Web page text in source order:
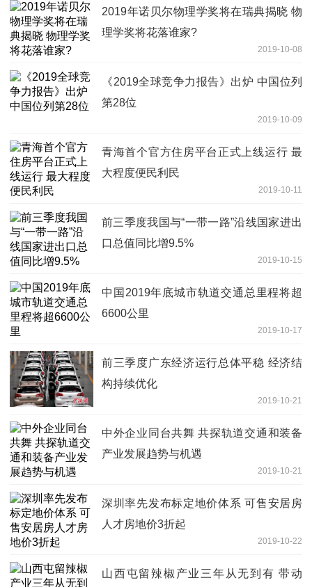
2019年诺贝尔物理学奖将在瑞典揭晓 物
理学奖将花落谁家?
2019-10-08
《2019全球竞争力报告》出炉 中国位列
第28位
2019-10-09
青海首个官方住房平台正式上线运行 最
大程度便民利民
2019-10-11
前三季度我国与“一带一路”沿线国家进出
口总值同比增9.5%
2019-10-15
中国2019年底城市轨道交通总里程将超
6600公里
2019-10-17
前三季度广东经济运行总体平稳 经济结
构持续优化
2019-10-21
中外企业同台共舞 共探轨道交通和装备
产业发展趋势与机遇
2019-10-21
深圳率先发布标定地价体系 可售安居房
人才房地价3折起
2019-10-22
山西屯留辣椒产业三年从无到有 带动